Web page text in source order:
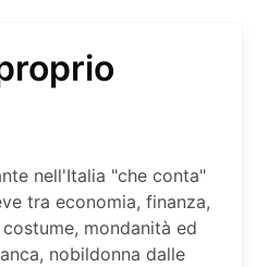
nell'Italia "che conta"
tra economia, finanza,
mondanità ed
nobildonna dalle